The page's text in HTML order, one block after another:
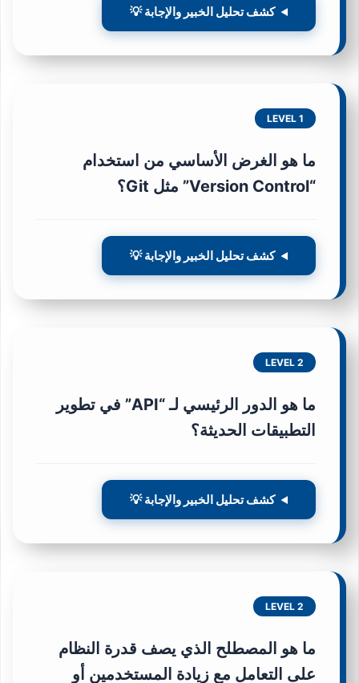
كشف تحليل الخبير والإجابة 💡
LEVEL 1
ما هو الغرض الأساسي من استخدام
“Version Control” مثل Git؟
كشف تحليل الخبير والإجابة 💡
LEVEL 2
ما هو الدور الرئيسي لـ “API” في تطوير
التطبيقات الحديثة؟
كشف تحليل الخبير والإجابة 💡
LEVEL 2
ما هو المصطلح الذي يصف قدرة النظام
على التعامل مع زيادة المستخدمين أو